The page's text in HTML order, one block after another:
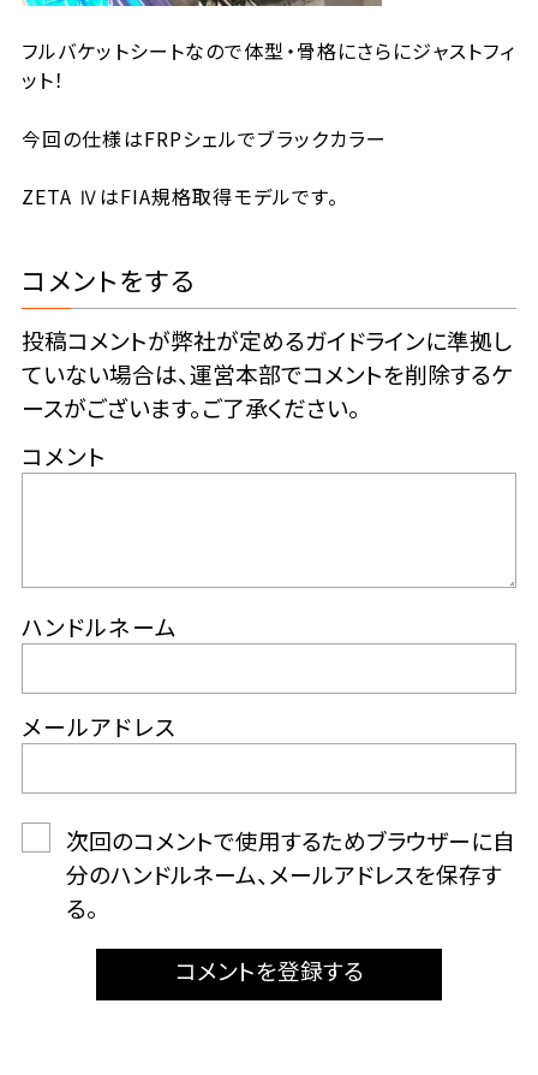
フルバケットシートなので体型・骨格にさらにジャストフィ
ット！
今回の仕様はFRPシェルでブラックカラー
ZETA ⅣはFIA規格取得モデルです。
コメントをする
投稿コメントが弊社が定めるガイドラインに準拠し
ていない場合は、運営本部でコメントを削除するケ
ースがございます。ご了承ください。
コメント
ハンドルネーム
メールアドレス
次回のコメントで使用するためブラウザーに自
分のハンドルネーム、メールアドレスを保存す
る。
コメントを登録する